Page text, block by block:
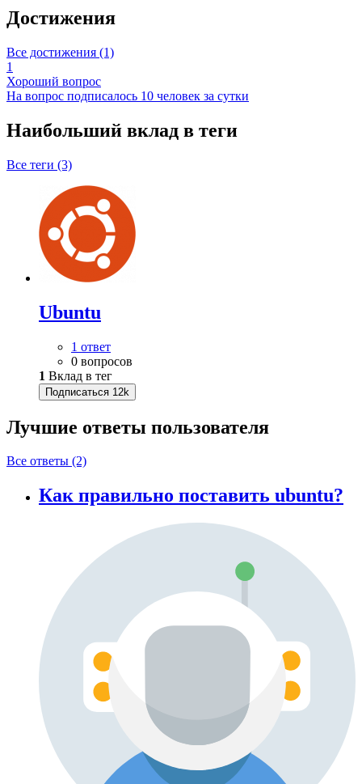
Достижения
Все достижения (1)
1
Хороший вопрос
На вопрос подписалось 10 человек за сутки
Наибольший вклад в теги
Все теги (3)
Ubuntu
1 ответ
0 вопросов
1 Вклад в тег
Подписаться 12k
Лучшие ответы пользователя
Все ответы (2)
Как правильно поставить ubuntu?